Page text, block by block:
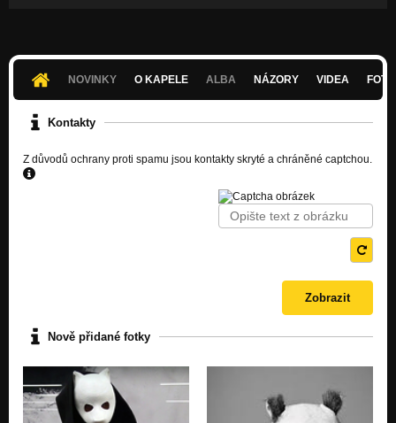
NOVINKY O KAPELE ALBA NÁZORY VIDEA
Kontakty
Z důvodů ochrany proti spamu jsou kontakty skryté a chráněné captchou.
Nově přidané fotky